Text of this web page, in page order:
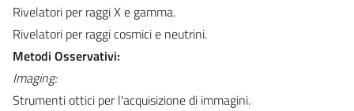
Rivelatori per raggi X e gamma.
Rivelatori per raggi cosmici e neutrini.
Metodi Osservativi:
Imaging:
Strumenti ottici per l'acquisizione di immagini.